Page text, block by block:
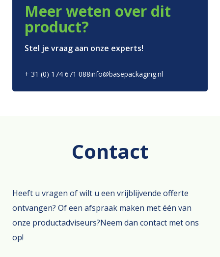
Meer weten over dit
product?
Stel je vraag aan onze experts!
+ 31 (0) 174 671 088info@basepackaging.nl
Contact
Heeft u vragen of wilt u een vrijblijvende offerte
ontvangen? Of een afspraak maken met één van
onze productadviseurs?Neem dan contact met ons
op!